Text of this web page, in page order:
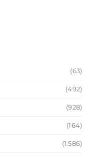
(63)
(492)
(928)
(164)
(1.586)